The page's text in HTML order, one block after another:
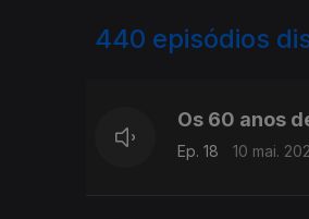
440 episódios
Os 60 anos
Ep. 18 10 mai.